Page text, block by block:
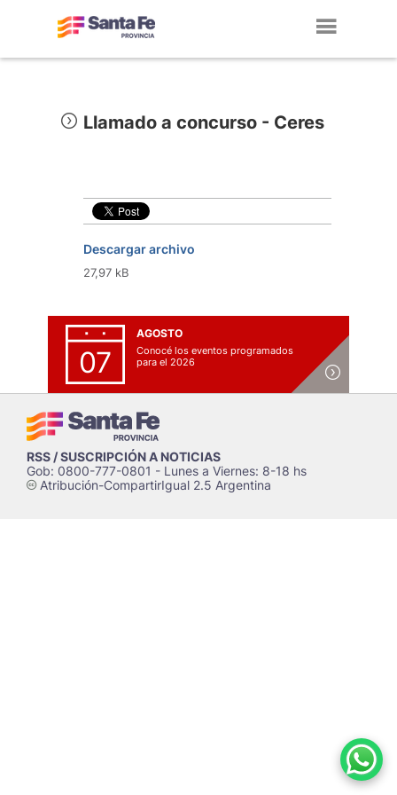
Llamado a concurso - Ceres
Descargar archivo
27,97 kB
07
AGOSTO
Conocé los eventos programados
para el 2026
RSS / SUSCRIPCIÓN A NOTICIAS
Gob: 0800-777-0801 - Lunes a Viernes: 8-18 hs
cAtribución-CompartirIgual 2.5 Argentina